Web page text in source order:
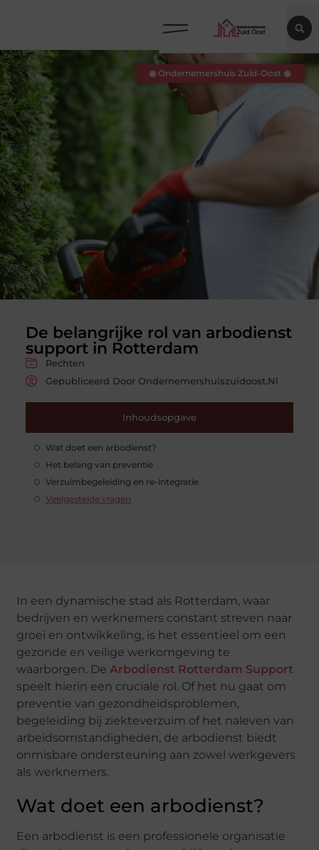
De belangrijke rol van arbodienst
support in Rotterdam
Rechten
Gepubliceerd Door Ondernemershuiszuidoost.nl
Inhoudsopgave
Wat doet een arbodienst?
Het belang van preventie
Verzuimbegeleiding en re-integratie
Veelgestelde vragen
◉ Ondernemershuis Zuid-Oost ◉
In een dynamische stad als Rotterdam, waar
bedrijven en werknemers constant streven naar
groei en ontwikkeling, is het essentieel om een
gezonde en veilige werkomgeving te
waarborgen. De Arbodienst Rotterdam Support
speelt hierin een cruciale rol. Of het nu gaat om
preventie van gezondheidsproblemen,
begeleiding bij ziekteverzuim of het naleven van
arbeidsomstandigheden, de arbodienst biedt
onmisbare ondersteuning aan zowel werkgevers
als werknemers.
Wat doet een arbodienst?
Een arbodienst is een professionele organisatie